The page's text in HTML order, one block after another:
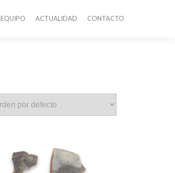
EQUIPO ACTUALIDAD CONTACTO